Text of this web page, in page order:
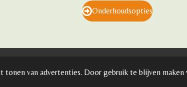
van advertenties. Door gebruik te blijven maken
Onderhoudsopties
- Algemene voorwaarden